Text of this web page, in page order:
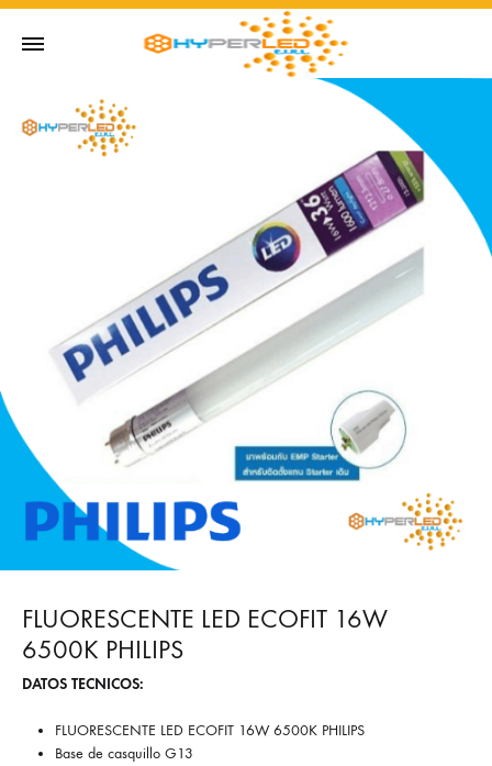
FLUORESCENTE LED ECOFIT 16W
6500K PHILIPS
DATOS TECNICOS:
FLUORESCENTE LED ECOFIT 16W 6500K PHILIPS
Base de casquillo G13